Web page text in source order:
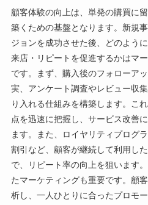
顧客体験の向上は、単発の購買に
築くための基盤となります。新規
ジョンを成功させた後、どのよう
来店・リピートを促進するかはマ
です。まず、購入後のフォローア
実、アンケート調査やレビュー収
り入れる仕組みを構築します。こ
点を迅速に把握し、サービス改善
ます。また、ロイヤリティプログ
割引など、顧客が継続して利用し
で、リピート率の向上を狙います
たマーケティングも重要です。顧
析し、一人ひとりに合ったプロモ